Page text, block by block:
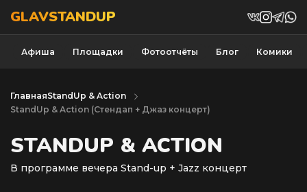
GLAVSTANDUP
Афиша Площадки Фотоотчёты Блог Комики
ГлавнаяStandUp & Action
StandUp & Action (Cтендап + Джаз концерт)
STANDUP & ACTION
В программе вечера Stand-up + Jazz концерт